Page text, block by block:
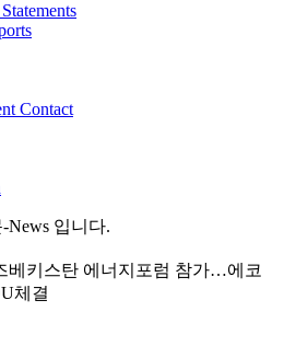
Contact
News 입니다.
베키스탄 에너지포럼 참가…에코
체결